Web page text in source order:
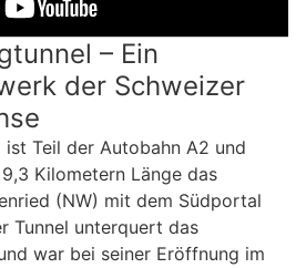
– Ein
der Schweizer
ist Teil der Autobahn A2 und
Kilometern Länge das
(NW) mit dem Südportal
Tunnel unterquert das
war bei seiner Eröffnung im